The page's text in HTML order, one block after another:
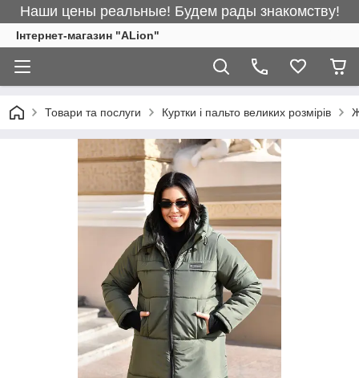
Наши цены реальные! Будем рады знакомству!
Інтернет-магазин "ALіon"
Товари та послуги Куртки і пальто великих розмірів